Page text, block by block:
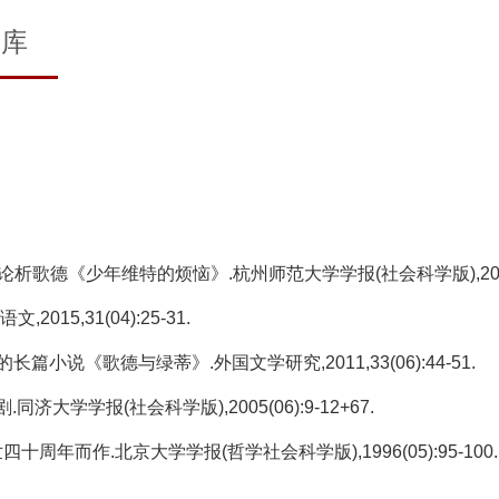
歌德《少年维特的烦恼》.杭州师范大学学报(社会科学版
文,2015,31(04):25-31.
长篇小说《歌德与绿蒂》.外国文学研究,2011,33(06):44-51.
同济大学学报(社会科学版),2005(06):9-12+67.
十周年而作.北京大学学报(哲学社会科学版),1996(05):95-100.